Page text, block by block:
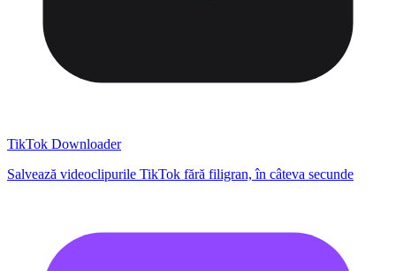
TikTok Downloader
Salvează videoclipurile TikTok fără filigran, în câteva secunde